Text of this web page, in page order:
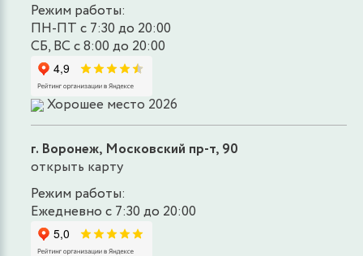
Режим работы:
ПН-ПТ с 7:30 до 20:00
СБ, ВС с 8:00 до 20:00
Хорошее место 2026
г. Воронеж, Московский пр-т, 90
открыть карту
Режим работы:
Ежедневно с 7:30 до 20:00